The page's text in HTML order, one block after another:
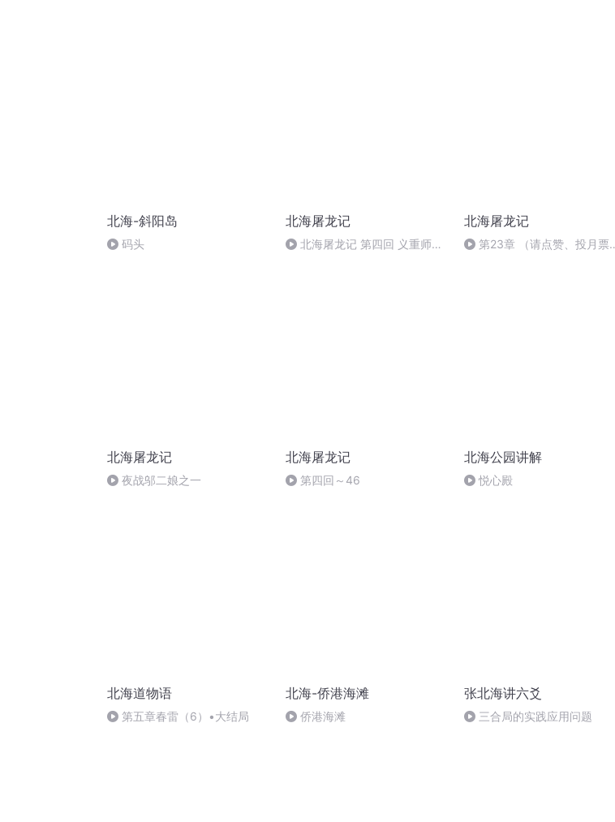
北海-斜阳岛
码头
北海屠龙记
北海屠龙记 第四回 义重师门
北海屠龙记
第23章 （请点赞、投月票
北海屠龙记
夜战邬二娘之一
北海屠龙记
第四回～46
北海公园讲解
悦心殿
北海道物语
第五章春雷（6）•大结局
北海-侨港海滩
侨港海滩
张北海讲六爻
三合局的实践应用问题